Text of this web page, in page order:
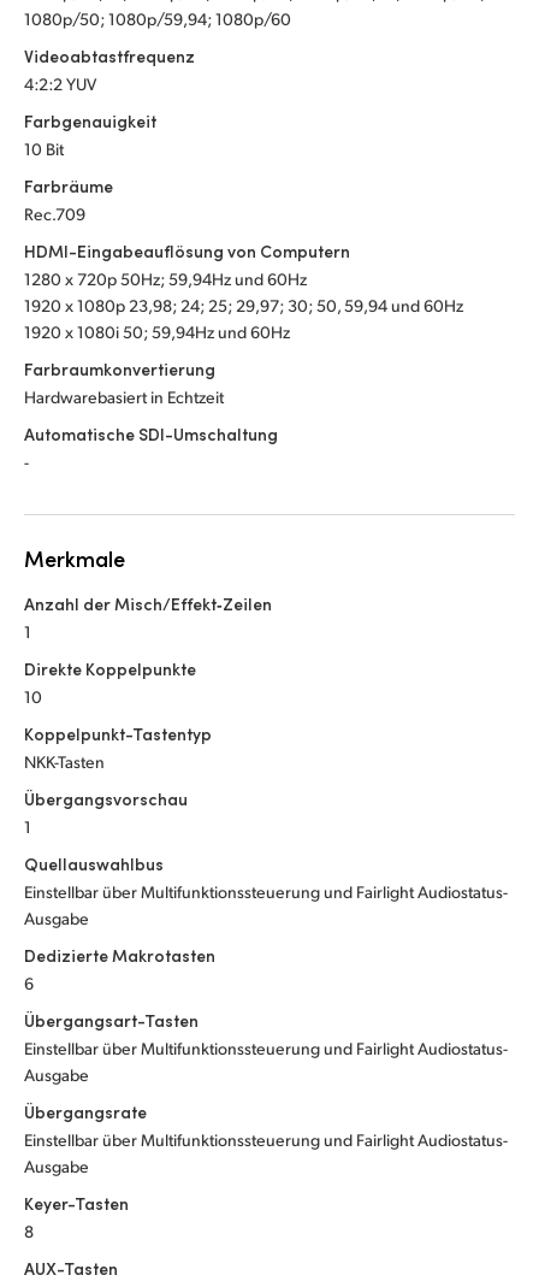
1080p/50; 1080p/59,94; 1080p/60
Videoabtastfrequenz
4:2:2 YUV
Farbgenauigkeit
10 Bit
Farbräume
Rec.709
HDMI-Eingabeauflösung von Computern
1280 x 720p 50Hz; 59,94Hzund 60Hz
1920 x 1080p 23,98; 24; 25; 29,97; 30; 50,59,94 und 60Hz
1920 x 1080i 50; 59,94Hzund 60Hz
Farbraumkonvertierung
Hardwarebasiert in Echtzeit
Automatische SDI-Umschaltung
-
Merkmale
Anzahl der Misch/Effekt‑Zeilen
1
Direkte Koppelpunkte
10
Koppelpunkt-Tastentyp
NKK-Tasten
Übergangsvorschau
1
Quellauswahlbus
Einstellbar über Multifunktionssteuerung und Fairlight Audiostatus-
Ausgabe
Dedizierte Makrotasten
6
Übergangsart-Tasten
Einstellbar über Multifunktionssteuerung und Fairlight Audiostatus-
Ausgabe
Übergangsrate
Einstellbar über Multifunktionssteuerung und Fairlight Audiostatus-
Ausgabe
Keyer-Tasten
8
AUX-Tasten